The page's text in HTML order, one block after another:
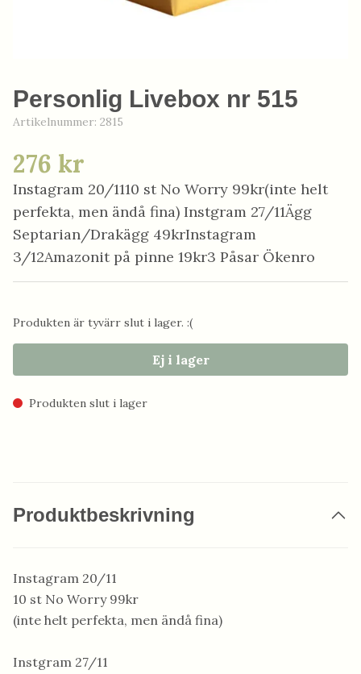
Personlig Livebox nr 515
Artikelnummer: 2815
276 kr
Instagram 20/1110 st No Worry 99kr(inte helt
perfekta, men ändå fina) Instgram 27/11Ägg
Septarian/Drakägg 49krInstagram
3/12Amazonit på pinne 19kr3 Påsar Ökenro
Produkten är tyvärr slut i lager. :(
Ej i lager
Produkten slut i lager
Produktbeskrivning
Instagram 20/11
10 st No Worry 99kr
(inte helt perfekta, men ändå fina)
Instgram 27/11